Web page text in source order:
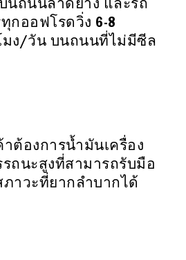
นถนนลาดยาง และรถ
กออฟโรดวิ่ง 6-8
มง/วัน บนถนนที่ไม่มีซีล
ต้องการน้ำมันเครื่อง
รถนะสูงที่สามารถรับมือ
ภาวะที่ยากลำบากได้